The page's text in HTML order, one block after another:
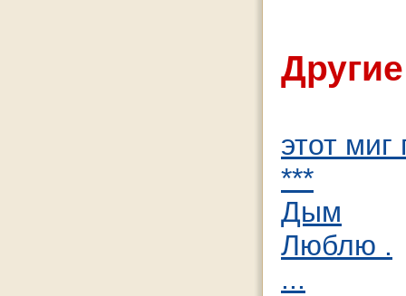
этот
***
Дым
Люблю .
...